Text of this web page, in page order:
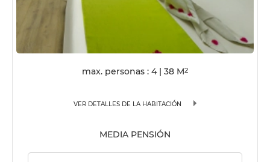
max. personas : 4 38 M2
VER DETALLES DE LA HABITACIÓN
MEDIA PENSIÓN